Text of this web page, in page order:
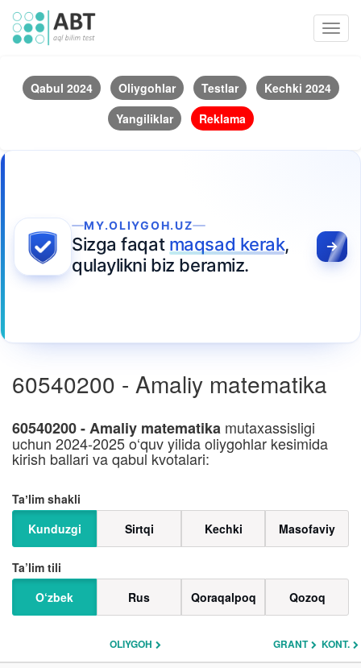
Qabul 2024 Oliygohlar Testlar
Kechki 2024
Yangiliklar
Reklama
MY.OLIYGOH.UZ
Sizga faqat maqsad kerak,
qulaylikni biz beramiz.
60540200 - Amaliy matematika
60540200 - Amaliy matematika mutaxassisligi
uchun 2024-2025 o‘quv yilida oliygohlar kesimida
kirish ballari va qabul kvotalari:
Taʼlim shakli
Kunduzgi
Sirtqi Kechki Masofaviy
Ta’lim tili
O‘zbek
Rus Qoraqalpoq Qozoq
OLIYGOH GRANT KONT.